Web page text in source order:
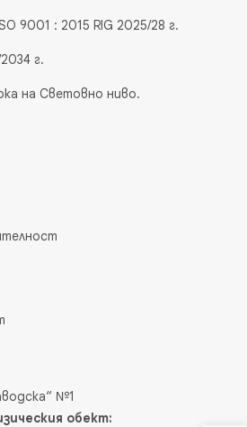
9001 : 2015 RIG 2025/28 г.
г.
на Световно ниво.
№1
обект: